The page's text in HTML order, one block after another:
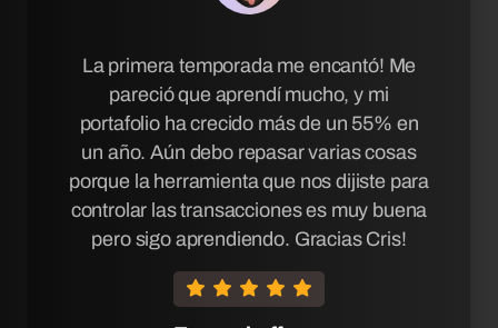
La primera temporada me encantó! Me
pareció que aprendí mucho, y mi
portafolio ha crecido más de un 55% en
un año. Aún debo repasar varias cosas
porque la herramienta que nos dijiste para
controlar las transacciones es muy buena
pero sigo aprendiendo. Gracias Cris!